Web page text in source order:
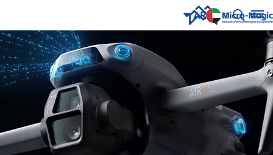
AR
English
русский
Español